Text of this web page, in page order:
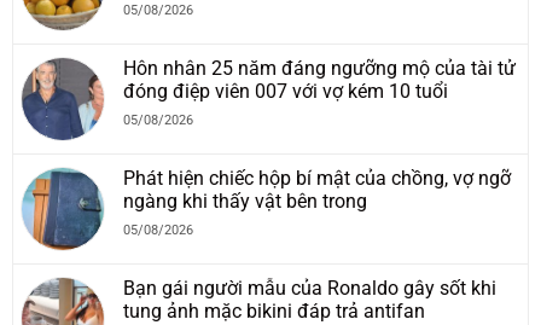
05/08/2026
Hôn nhân 25 năm đáng ngưỡng mộ của tài tử
đóng điệp viên 007 với vợ kém 10 tuổi
05/08/2026
Phát hiện chiếc hộp bí mật của chồng, vợ ngỡ
ngàng khi thấy vật bên trong
05/08/2026
Bạn gái người mẫu của Ronaldo gây sốt khi
tung ảnh mặc bikini đáp trả antifan